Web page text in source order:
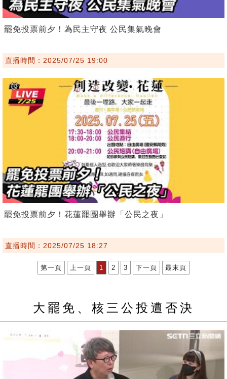
罷免投票前夕！為民主守夜 公民集氣晚會
直播時間：2025/07/25 19:00
罷免投票前夕！花蓮罷團舉辦「公民之夜」
直播時間：2025/07/25 18:27
第一頁 上一頁 1 2 3 下一頁 最末頁
大罷免、核三公投遭否決